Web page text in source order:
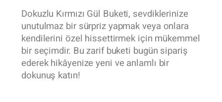
Dokuzlu Kırmızı Gül Buketi, sevdiklerinize
unutulmaz bir sürpriz yapmak veya onlara
kendilerini özel hissettirmek için mükemmel
bir seçimdir. Bu zarif buketi bugün sipariş
ederek hikâyenize yeni ve anlamlı bir
dokunuş katın!